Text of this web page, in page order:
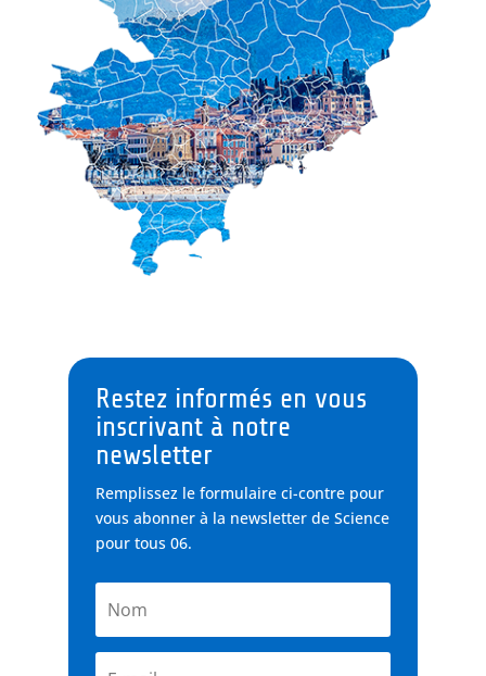
Restez informés en vous
inscrivant à notre
newsletter
Remplissez le formulaire ci-contre pour
vous abonner à la newsletter de Science
pour tous 06.